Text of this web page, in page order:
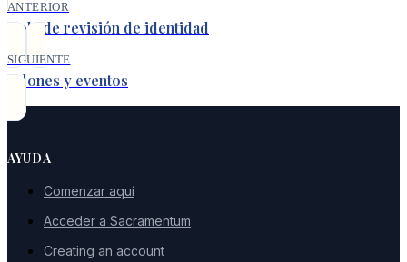
ANTERIOR
Cola de revisión de identidad
SIGUIENTE
Salones y eventos
AYUDA
Comenzar aquí
Acceder a Sacramentum
Creating an account